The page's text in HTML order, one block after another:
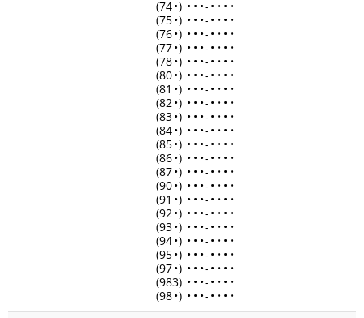
(74•) • • •- • • • •
(75•) • • •- • • • •
(76•) • • •- • • • •
(77•) • • •- • • • •
(78•) • • •- • • • •
(80•) • • •- • • • •
(81 •) • • •- • • • •
(82•) • • •- • • • •
(83•) • • •- • • • •
(84•) • • •- • • • •
(85•) • • •- • • • •
(86•) • • •- • • • •
(87•) • • •- • • • •
(90•) • • •- • • • •
(91 •) • • •- • • • •
(92•) • • •- • • • •
(93•) • • •- • • • •
(94•) • • •- • • • •
(95•) • • •- • • • •
(97•) • • •- • • • •
(983) • • •- • • • •
(98•) • • •- • • • •